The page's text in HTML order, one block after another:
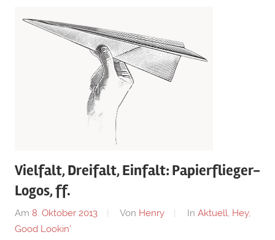
Vielfalt, Dreifalt, Einfalt: Papierflieger-
Logos, ff.
Am 8. Oktober 2013 Von Henry In Aktuell, Hey,
Good Lookin'